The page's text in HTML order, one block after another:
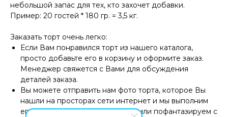
небольшой запас для тех, кто захочет добавки.
Пример: 20 гостей * 180 гр. = 3,5 кг.
Заказать торт очень легко:
Если Вам понравился торт из нашего каталога,
просто добавьте его в корзину и оформите заказ.
Менеджер свяжется с Вами для обсуждения
деталей заказа.
Вы можете отправить нам фото торта, которое Вы
нашли на просторах сети интернет и мы выполним
его с учетом Ваших пожеланий или пофантазируем с